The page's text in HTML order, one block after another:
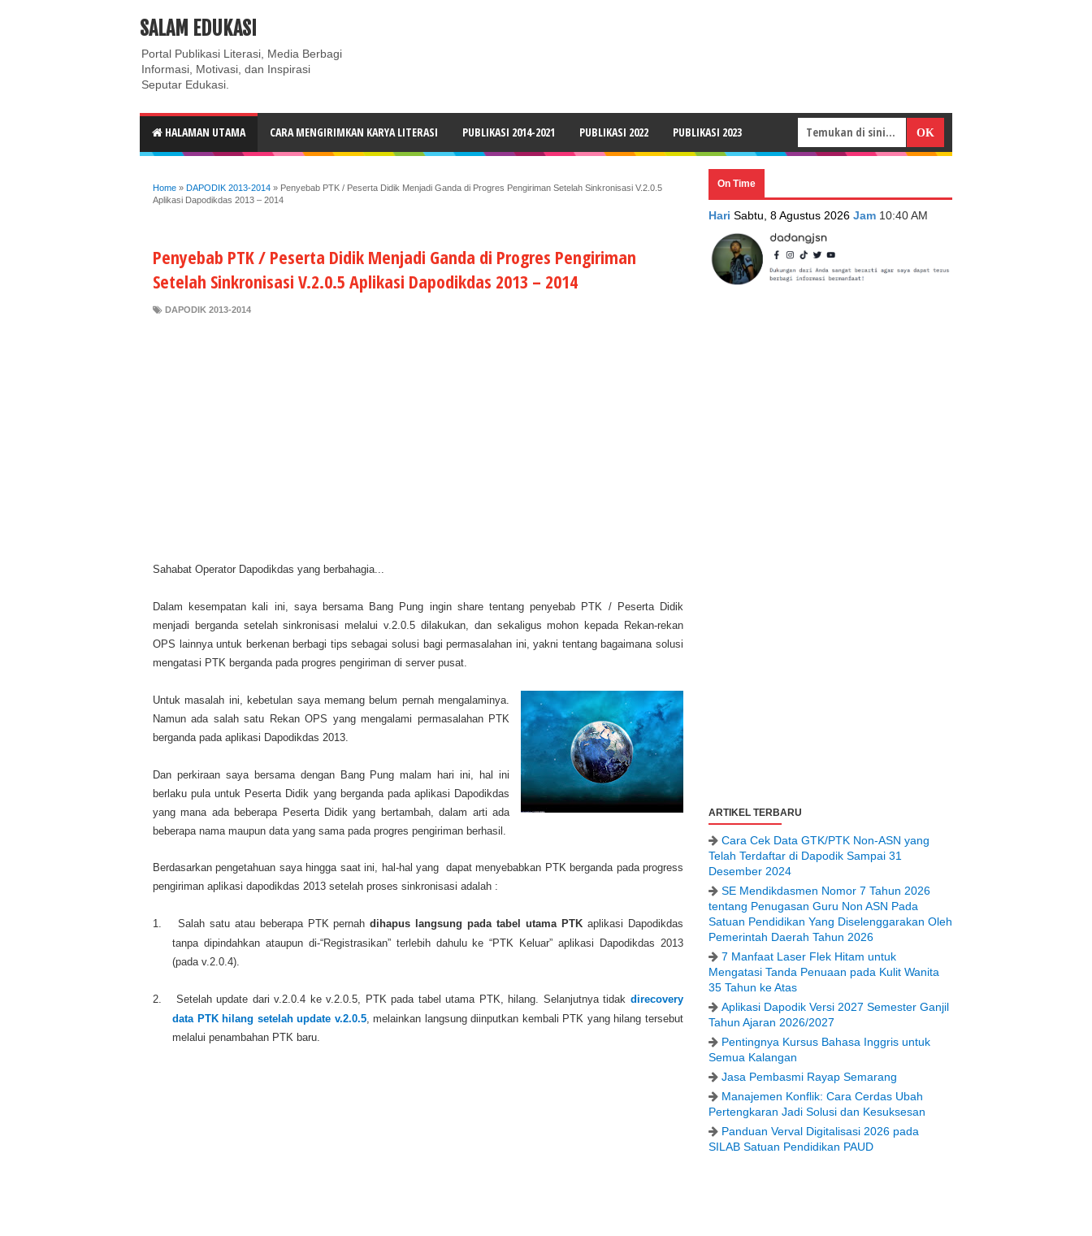
ABOUT CONTACT US
SALAM EDUKASI
Portal Publikasi Literasi, Media Berbagi
Informasi, Motivasi, dan Inspirasi
Seputar Edukasi.
HALAMAN UTAMA CARA MENGIRIMKAN KARYA LITERASI PUBLIKASI 2014-2021 PUBLIKASI 2022 PUBLIKASI 2023
Home » DAPODIK 2013-2014 » Penyebab PTK / Peserta Didik Menjadi Ganda di Progres Pengiriman Setelah Sinkronisasi V.2.0.5
Aplikasi Dapodikdas 2013 – 2014
Penyebab PTK / Peserta Didik Menjadi Ganda di Progres Pengiriman
Setelah Sinkronisasi V.2.0.5 Aplikasi Dapodikdas 2013 – 2014
DAPODIK 2013-2014
Sahabat Operator Dapodikdas yang berbahagia...
Dalam kesempatan kali ini, saya bersama Bang Pung ingin share tentang penyebab PTK / Peserta Didik
menjadi berganda setelah sinkronisasi melalui v.2.0.5 dilakukan, dan sekaligus mohon kepada Rekan-rekan
OPS lainnya untuk berkenan berbagi tips sebagai solusi bagi permasalahan ini, yakni tentang bagaimana solusi
mengatasi PTK berganda pada progres pengiriman di server pusat.
Untuk masalah ini, kebetulan saya memang belum pernah mengalaminya.
Namun ada salah satu Rekan OPS yang mengalami permasalahan PTK
berganda pada aplikasi Dapodikdas 2013.
Dan perkiraan saya bersama dengan Bang Pung malam hari ini, hal ini
berlaku pula untuk Peserta Didik yang berganda pada aplikasi Dapodikdas
yang mana ada beberapa Peserta Didik yang bertambah, dalam arti ada
beberapa nama maupun data yang sama pada progres pengiriman berhasil.
Berdasarkan pengetahuan saya hingga saat ini, hal-hal yang dapat menyebabkan PTK berganda pada progress
pengiriman aplikasi dapodikdas 2013 setelah proses sinkronisasi adalah :
1. Salah satu atau beberapa PTK pernahdihapus langsung pada tabel utama PTK aplikasi Dapodikdas
tanpa dipindahkan ataupun di-“Registrasikan” terlebih dahulu ke “PTK Keluar” aplikasi Dapodikdas 2013
(pada v.2.0.4).
2. Setelah update dari v.2.0.4 ke v.2.0.5, PTK pada tabel utama PTK, hilang. Selanjutnya tidakdirecovery
data PTK hilang setelah update v.2.0.5, melainkan langsung diinputkan kembali PTK yang hilang tersebut
melalui penambahan PTK baru.
On Time
Hari Sabtu, 8 Agustus 2026 Jam 10:40 AM
ARTIKEL TERBARU
Cara Cek Data GTK/PTK Non-ASN yang
Telah Terdaftar di Dapodik Sampai 31
Desember 2024
SE Mendikdasmen Nomor 7 Tahun 2026
tentang Penugasan Guru Non ASN Pada
Satuan Pendidikan Yang Diselenggarakan Oleh
Pemerintah Daerah Tahun 2026
7 Manfaat Laser Flek Hitam untuk
Mengatasi Tanda Penuaan pada Kulit Wanita
35 Tahun ke Atas
Aplikasi Dapodik Versi 2027 Semester Ganjil
Tahun Ajaran 2026/2027
Pentingnya Kursus Bahasa Inggris untuk
Semua Kalangan
Jasa Pembasmi Rayap Semarang
Manajemen Konflik: Cara Cerdas Ubah
Pertengkaran Jadi Solusi dan Kesuksesan
Panduan Verval Digitalisasi 2026 pada
SILAB Satuan Pendidikan PAUD